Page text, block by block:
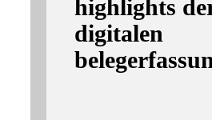
highlights
digitalen